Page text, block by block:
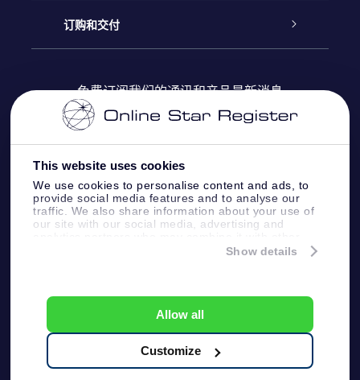
This website uses cookies
We use cookies to personalise content and ads, to
provide social media features and to analyse our
traffic. We also share information about your use of
our site with our social media, advertising and
information that you’ve provided to them or that
Show details
Allow all
Customize
博客
评论
OSR 礼物包
OSR 礼物卡
公司礼品
Online Star Register
个性化的Star Page
One Million Stars
OSR Starsaver
订购和交付
付款信息
配送信息
退货政策&撤销权
免费订阅我们的通讯和产品最新消息
客户服务:help@osr.org
KVK: 60333553, VAT: NL 8538.62.722B01
One Million Stars
一般条款和条件
隐私政策和免责声明